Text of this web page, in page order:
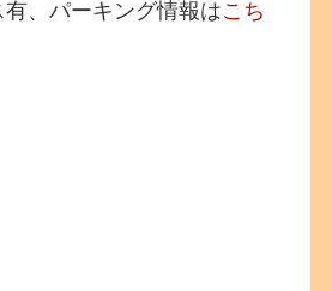
、パーキング情報はこち